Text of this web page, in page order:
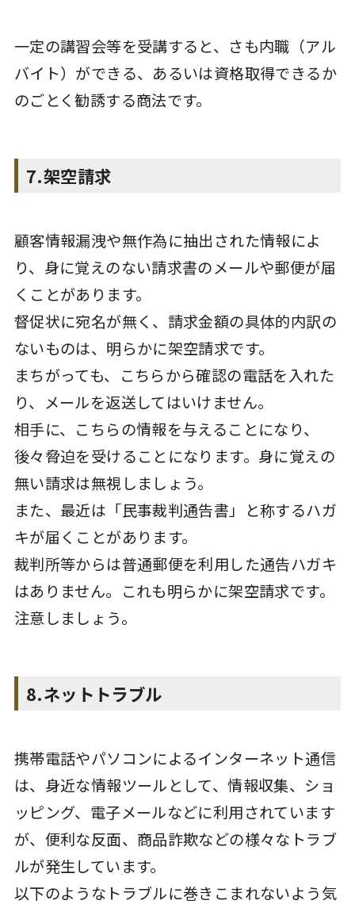
一定の講習会等を受講すると、さも内職（アル
バイト）ができる、あるいは資格取得できるか
のごとく勧誘する商法です。
7.架空請求
顧客情報漏洩や無作為に抽出された情報によ
り、身に覚えのない請求書のメールや郵便が届
くことがあります。
督促状に宛名が無く、請求金額の具体的内訳の
ないものは、明らかに架空請求です。
まちがっても、こちらから確認の電話を入れた
り、メールを返送してはいけません。
相手に、こちらの情報を与えることになり、
後々脅迫を受けることになります。身に覚えの
無い請求は無視しましょう。
また、最近は「民事裁判通告書」と称するハガ
キが届くことがあります。
裁判所等からは普通郵便を利用した通告ハガキ
はありません。これも明らかに架空請求です。
注意しましょう。
8.ネットトラブル
携帯電話やパソコンによるインターネット通信
は、身近な情報ツールとして、情報収集、ショ
ッピング、電子メールなどに利用されています
が、便利な反面、商品詐欺などの様々なトラブ
ルが発生しています。
以下のようなトラブルに巻きこまれないよう気